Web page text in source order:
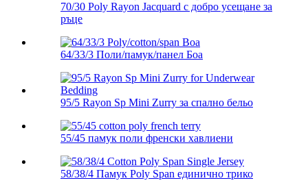
70/30 Poly Rayon Jacquard с добро усещане за
ръце
64/33/3 Поли/памук/панел Боа
95/5 Rayon Sp Mini Zurry за спално бельо
55/45 памук поли френски хавлиени
58/38/4 Памук Poly Span единично трико